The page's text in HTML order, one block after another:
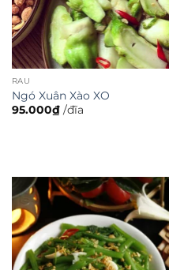
RAU
Ngó Xuân Xào XO
95.000₫ /đĩa